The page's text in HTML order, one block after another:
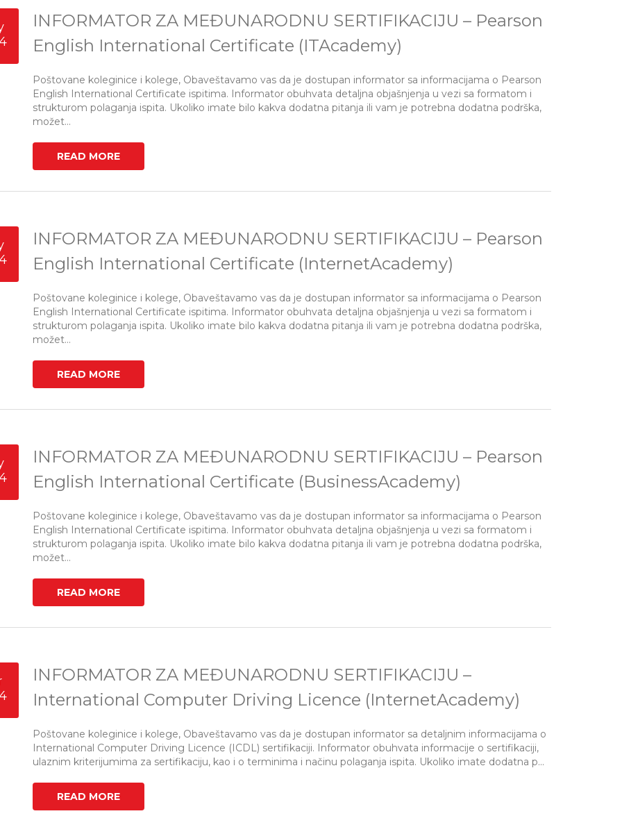
INFORMATOR ZA MEĐUNARODNU SERTIFIKACIJU – Pearson
English International Certificate (ITAcademy)
Poštovane koleginice i kolege, Obaveštavamo vas da je dostupan informator sa informacijama o Pearson
English International Certificate ispitima. Informator obuhvata detaljna objašnjenja u vezi sa formatom i
strukturom polaganja ispita. Ukoliko imate bilo kakva dodatna pitanja ili vam je potrebna dodatna podrška,
možet...
READ MORE
INFORMATOR ZA MEĐUNARODNU SERTIFIKACIJU – Pearson
English International Certificate (InternetAcademy)
Poštovane koleginice i kolege, Obaveštavamo vas da je dostupan informator sa informacijama o Pearson
English International Certificate ispitima. Informator obuhvata detaljna objašnjenja u vezi sa formatom i
strukturom polaganja ispita. Ukoliko imate bilo kakva dodatna pitanja ili vam je potrebna dodatna podrška,
možet...
READ MORE
INFORMATOR ZA MEĐUNARODNU SERTIFIKACIJU – Pearson
English International Certificate (BusinessAcademy)
Poštovane koleginice i kolege, Obaveštavamo vas da je dostupan informator sa informacijama o Pearson
English International Certificate ispitima. Informator obuhvata detaljna objašnjenja u vezi sa formatom i
strukturom polaganja ispita. Ukoliko imate bilo kakva dodatna pitanja ili vam je potrebna dodatna podrška,
možet...
READ MORE
INFORMATOR ZA MEĐUNARODNU SERTIFIKACIJU –
International Computer Driving Licence (InternetAcademy)
Poštovane koleginice i kolege, Obaveštavamo vas da je dostupan informator sa detaljnim informacijama o
International Computer Driving Licence (ICDL) sertifikaciji. Informator obuhvata informacije o sertifikaciji,
ulaznim kriterijumima za sertifikaciju, kao i o terminima i načinu polaganja ispita. Ukoliko imate dodatna p...
READ MORE